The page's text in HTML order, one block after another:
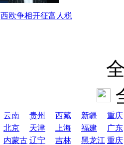
西欧争相开征富人税
云南 贵州 西藏 新疆
重庆
北京
天津 上海 福建
广东
内蒙古 辽宁 吉林 黑龙江 重庆